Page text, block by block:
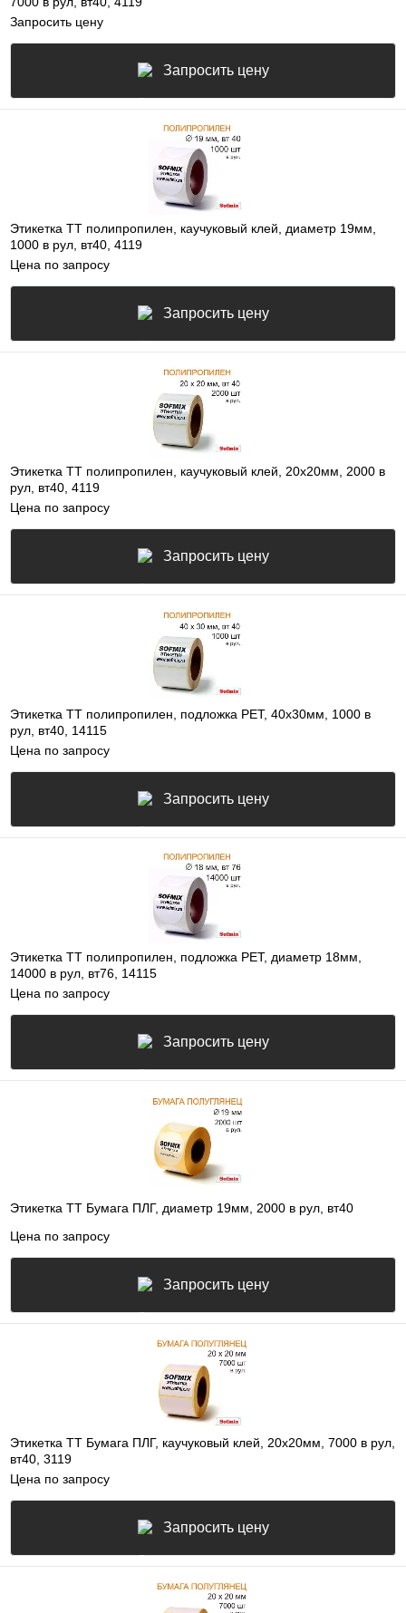
Запросить цену
Запросить цену
Этикетка ТТ полипропилен, каучуковый клей, диаметр 19мм,
1000 в рул, вт40, 4119
Цена по запросу
Запросить цену
Этикетка ТТ полипропилен, каучуковый клей, 20х20мм, 2000 в
рул, вт40, 4119
Цена по запросу
Запросить цену
Этикетка ТТ полипропилен, подложка РЕТ, 40х30мм, 1000 в
рул, вт40, 14115
Цена по запросу
Запросить цену
Этикетка ТТ полипропилен, подложка РЕТ, диаметр 18мм,
14000 в рул, вт76, 14115
Цена по запросу
Запросить цену
Этикетка ТТ Бумага ПЛГ, диаметр 19мм, 2000 в рул, вт40
Цена по запросу
Запросить цену
Этикетка ТТ Бумага ПЛГ, каучуковый клей, 20х20мм, 7000 в рул,
вт40, 3119
Цена по запросу
Запросить цену